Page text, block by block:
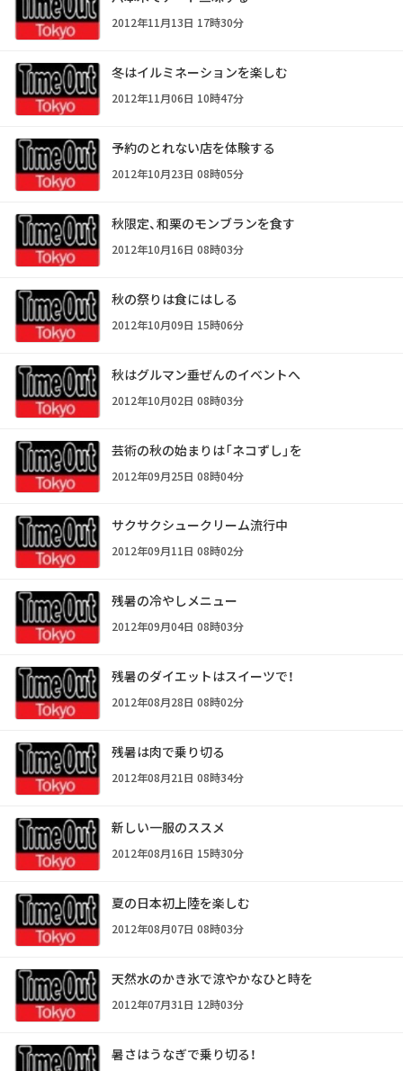
2012年11月13日 17時30分
冬はイルミネーションを楽しむ
2012年11月06日 10時47分
予約のとれない店を体験する
2012年10月23日 08時05分
秋限定、和栗のモンブランを食す
2012年10月16日 08時03分
秋の祭りは食にはしる
2012年10月09日 15時06分
秋はグルマン垂ぜんのイベントへ
2012年10月02日 08時03分
芸術の秋の始まりは「ネコずし」を
2012年09月25日 08時04分
サクサクシュークリーム流行中
2012年09月11日 08時02分
残暑の冷やしメニュー
2012年09月04日 08時03分
残暑のダイエットはスイーツで！
2012年08月28日 08時02分
残暑は肉で乗り切る
2012年08月21日 08時34分
新しい一服のススメ
2012年08月16日 15時30分
夏の日本初上陸を楽しむ
2012年08月07日 08時03分
天然水のかき氷で涼やかなひと時を
2012年07月31日 12時03分
暑さはうなぎで乗り切る！